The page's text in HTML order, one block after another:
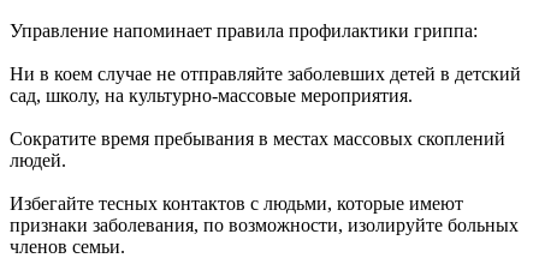
Управление напоминает правила профилактики гриппа:
Ни в коем случае не отправляйте заболевших детей в детский
сад, школу, на культурно-массовые мероприятия.
Сократите время пребывания в местах массовых скоплений
людей.
Избегайте тесных контактов с людьми, которые имеют
признаки заболевания, по возможности, изолируйте больных
членов семьи.